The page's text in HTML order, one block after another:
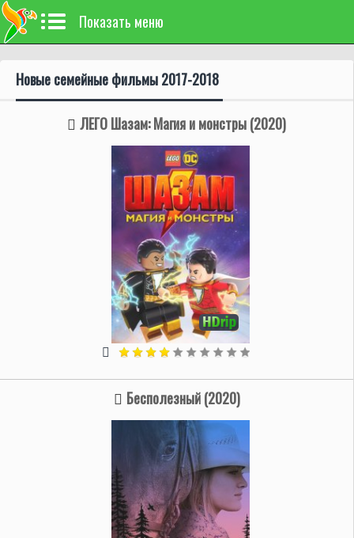
Показать меню
Новые семейные фильмы 2017-2018
ЛЕГО Шазам: Магия и монстры (2020)
Бесполезный (2020)